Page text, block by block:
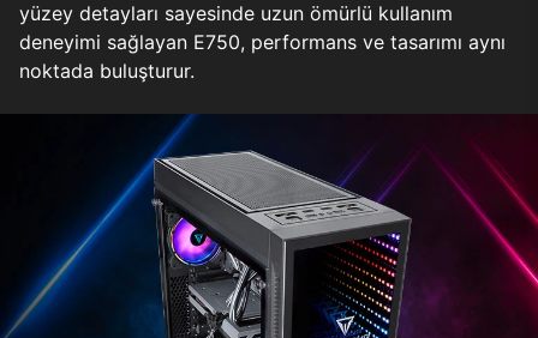
yüzey detayları sayesinde uzun ömürlü kullanım
deneyimi sağlayan E750, performans ve tasarımı aynı
noktada buluşturur.